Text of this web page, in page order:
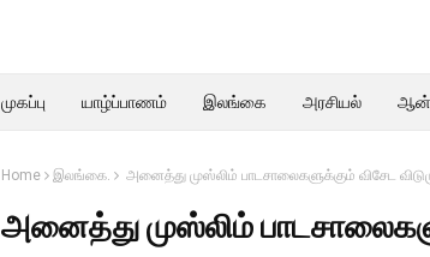
முகப்பு யாழ்ப்பாணம் இலங்கை அரசியல்
Home இலங்கை. அனைத்து முஸ்லிம் பாடசாலைகளுக்கும் விசேட
அனைத்து முஸ்லிம்